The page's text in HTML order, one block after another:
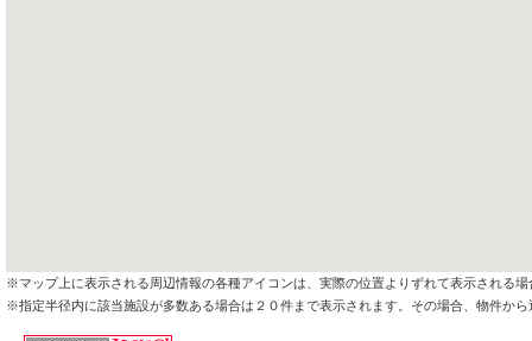
※マップ上に表示される周辺情報の各種アイコンは、実際の位置よりずれて表示される場
※指定半径内に該当施設が多数ある場合は２０件まで表示されます。その場合、物件か